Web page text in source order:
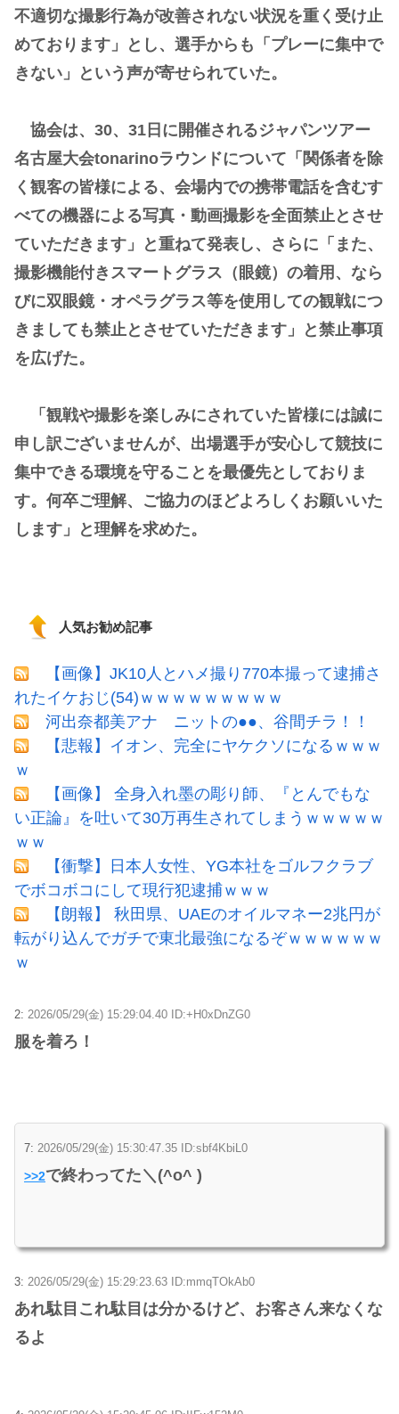
不適切な撮影行為が改善されない状況を重く受け止
めております」とし、選手からも「プレーに集中で
きない」という声が寄せられていた。
協会は、30、31日に開催されるジャパンツアー
名古屋大会tonarinoラウンドについて「関係者を除
く観客の皆様による、会場内での携帯電話を含むす
べての機器による写真・動画撮影を全面禁止とさせ
ていただきます」と重ねて発表し、さらに「また、
撮影機能付きスマートグラス（眼鏡）の着用、なら
びに双眼鏡・オペラグラス等を使用しての観戦につ
きましても禁止とさせていただきます」と禁止事項
を広げた。
「観戦や撮影を楽しみにされていた皆様には誠に
申し訳ございませんが、出場選手が安心して競技に
集中できる環境を守ることを最優先としておりま
す。何卒ご理解、ご協力のほどよろしくお願いいた
します」と理解を求めた。
人気お勧め記事
【画像】JK10人とハメ撮り770本撮って逮捕さ
れたイケおじ(54)ｗｗｗｗｗｗｗｗｗ
河出奈都美アナ ニットの●●、谷間チラ！！
【悲報】イオン、完全にヤケクソになるｗｗｗ
ｗ
【画像】 全身入れ墨の彫り師、『とんでもな
い正論』を吐いて30万再生されてしまうｗｗｗｗｗ
ｗｗ
【衝撃】日本人女性、YG本社をゴルフクラブ
でボコボコにして現行犯逮捕ｗｗｗ
【朗報】 秋田県、UAEのオイルマネー2兆円が
転がり込んでガチで東北最強になるぞｗｗｗｗｗｗ
ｗ
2: 2026/05/29(金) 15:29:04.40 ID:+H0xDnZG0
服を着ろ！
7: 2026/05/29(金) 15:30:47.35 ID:sbf4KbiL0
>>2で終わってた＼(^o^ )
3: 2026/05/29(金) 15:29:23.63 ID:mmqTOkAb0
あれ駄目これ駄目は分かるけど、お客さん来なくな
るよ